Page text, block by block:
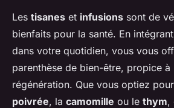
Les tisanes et infusions sont de
bienfaits pour la santé. En
dans votre quotidien, vous vous
parenthèse de bien-être, propice à
régénération. Que vous optiez
poivrée, la camomille ou le thym,